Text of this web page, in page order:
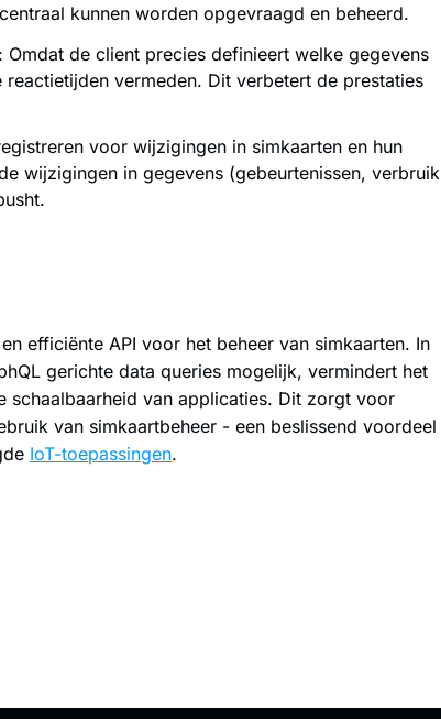
kunnen worden opgevraagd en beheerd.
: Omdat de client precies definieert welke gegevens
vermeden. Dit verbetert de prestaties
voor wijzigingen in simkaarten en hun
wijzigingen in gegevens (gebeurtenissen, verbruik
efficiënte API voor het beheer van simkaarten. In
gerichte data queries mogelijk, vermindert het
schaalbaarheid van applicaties. Dit zorgt voor
van simkaartbeheer - een beslissend voordeel
IoT-toepassingen.